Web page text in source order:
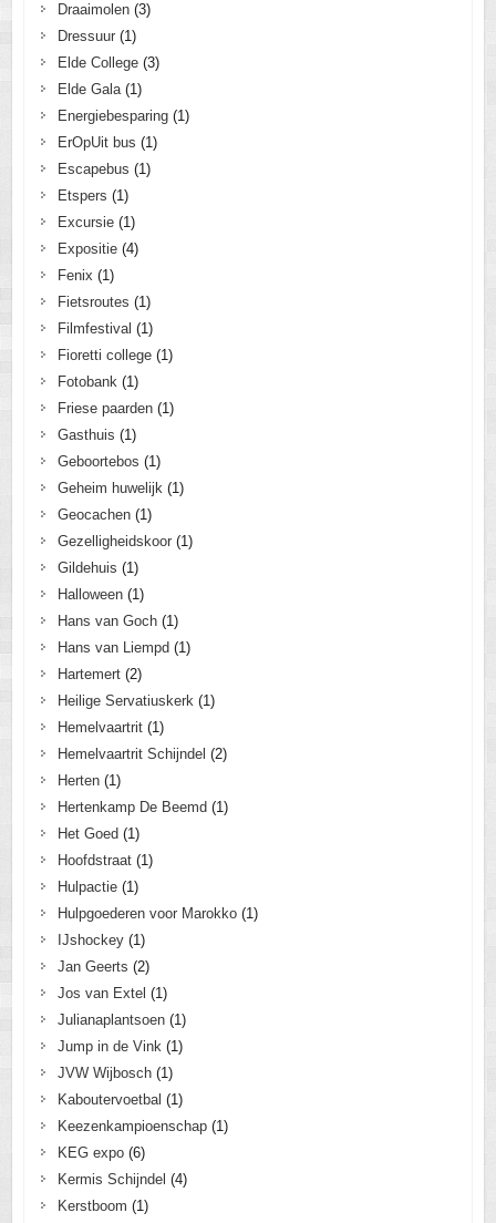
Draaimolen(3)
Dressuur(1)
Elde College(3)
Elde Gala(1)
Energiebesparing(1)
ErOpUit bus (1)
Escapebus (1)
Etspers (1)
Excursie(1)
Expositie(4)
Fenix (1)
Fietsroutes (1)
Filmfestival (1)
Fioretti college(1)
Fotobank(1)
Friese paarden(1)
Gasthuis (1)
Geboortebos (1)
Geheim huwelijk(1)
Geocachen(1)
Gezelligheidskoor(1)
Gildehuis (1)
Halloween(1)
Hans van Goch(1)
Hans van Liempd (1)
Hartemert(2)
Heilige Servatiuskerk(1)
Hemelvaartrit(1)
Hemelvaartrit Schijndel (2)
Herten(1)
Hertenkamp De Beemd (1)
Het Goed (1)
Hoofdstraat(1)
Hulpactie(1)
Hulpgoederen voor Marokko(1)
IJshockey(1)
Jan Geerts (2)
Jos van Extel (1)
Julianaplantsoen(1)
Jump in de Vink(1)
JVW Wijbosch(1)
Kaboutervoetbal (1)
Keezenkampioenschap(1)
KEG expo(6)
Kermis Schijndel (4)
Kerstboom (1)